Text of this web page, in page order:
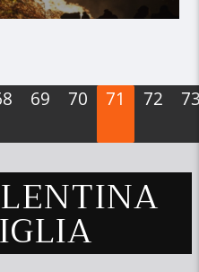
69 70 71 72